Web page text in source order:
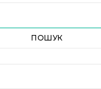
ПОШУК